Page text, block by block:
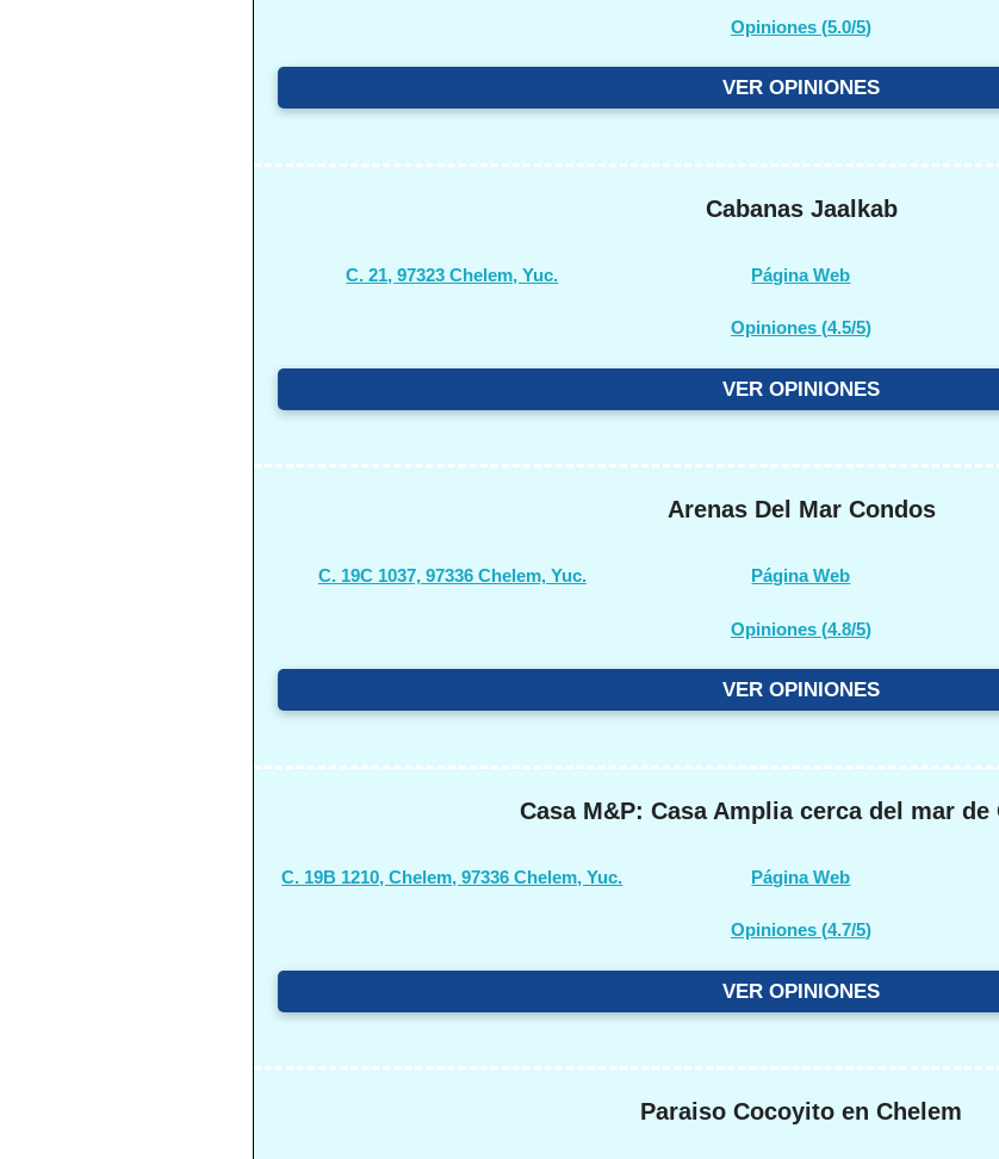
Opiniones (5.0/5)
VER OPINIONES
Cabanas Jaalkab
C. 21, 97323 Chelem, Yuc. Página Web
Opiniones (4.5/5)
VER OPINIONES
Arenas Del Mar Condos
C. 19C 1037, 97336 Chelem, Yuc. Página Web
Opiniones (4.8/5)
VER OPINIONES
Casa M&P: Casa Amplia cerca del mar de
C. 19B 1210, Chelem, 97336 Chelem, Yuc. Página Web
Opiniones (4.7/5)
VER OPINIONES
Paraiso Cocoyito en Chelem